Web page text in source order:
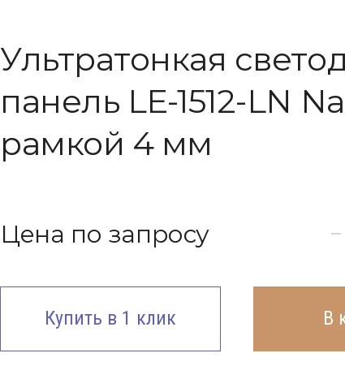
Ультратонкая
панель LE-1512-LN
рамкой 4 мм
Цена по запросу
В
Купить в 1 клик